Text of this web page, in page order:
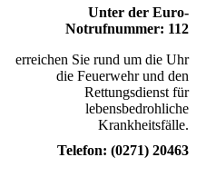
Unter der Euro-
Notrufnummer: 112
erreichen Sie rund um die Uhr
die Feuerwehr und den
Rettungsdienst für
lebensbedrohliche
Krankheitsfälle.
Telefon: (0271) 20463